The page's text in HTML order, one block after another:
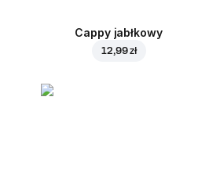
Cappy jabłkowy
12,99 zł